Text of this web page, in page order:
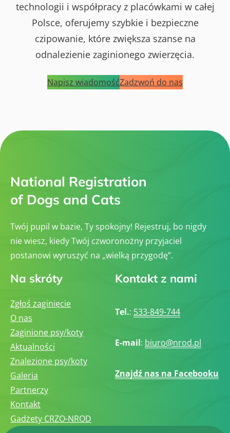
technologii i współpracy z placówkami w całej
Polsce, oferujemy szybkie i bezpieczne
czipowanie, które zwiększa szanse na
odnalezienie zaginionego zwierzęcia.
Napisz wiadomośćZadzwoń do nas
National Registration
of Dogs and Cats
Twój pupil w bazie, Ty spokojny! Rejestruj, bo nigdy
nie wiesz, kiedy Twój czworonożny przyjaciel
postanowi wyruszyć na „wielką przygodę”.
Na skróty
Zgłoś zaginięcie
O nas
Zaginione psy/koty
Aktualności
Znalezione psy/koty
Galeria
Partnerzy
Kontakt
Gadżety CRZO-NROD
Kontakt z nami
Tel.: 533-849-744
E-mail: biuro@nrod.pl
Znajdź nas na Facebooku